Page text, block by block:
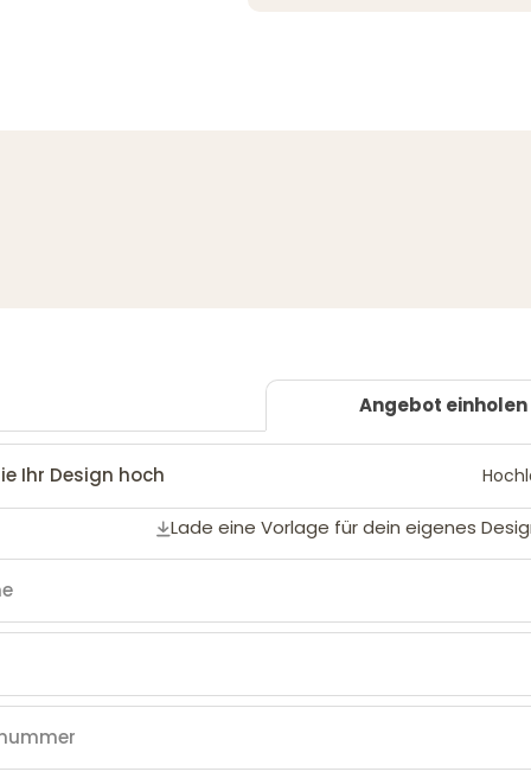
Angebot einholen
Ihr Design hoch
Lade eine Vorlage für dein eigenes